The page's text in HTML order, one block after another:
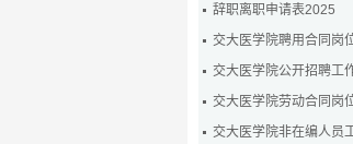
辞职离职申请表2025
交大医学院聘用合同岗
交大医学院公开招聘工
交大医学院劳动合同岗
交大医学院非在编人员